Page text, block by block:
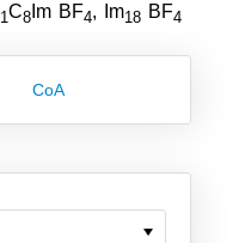
1C8 Im BF4, Im18 BF4
CoA